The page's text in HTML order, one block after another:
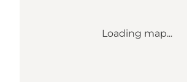
Loading map...